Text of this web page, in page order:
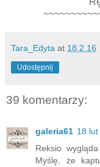
Tara_Edyta at 18.2.16
Udostępnij
39 komentarzy:
galeria61 18
Reksio
Myślę, że